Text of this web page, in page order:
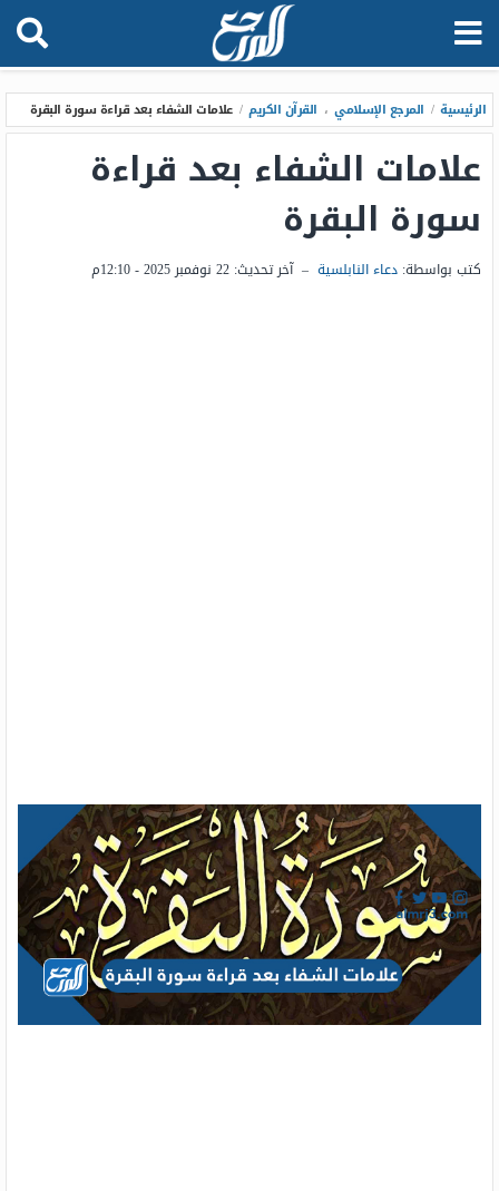
الرئيسية / المرجع الإسلامي ، القرآن الكريم / علامات الشفاء بعد قراءة سورة البقرة
علامات الشفاء بعد قراءة
سورة البقرة
كتب بواسطة: دعاء النابلسية – آخر تحديث: 22 نوفمبر 2025 - 12:10م